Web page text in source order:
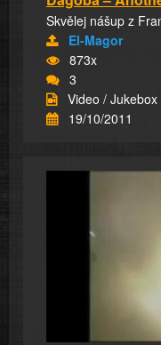
Skvělej nášup z
El-Magor
873x
3
Video / Jukebox
19/10/2011